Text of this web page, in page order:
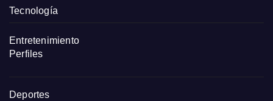
Tecnología
Entretenimiento
Perfiles
Deportes